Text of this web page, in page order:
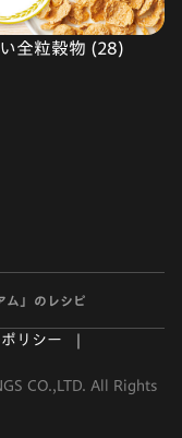
全粒穀物 (28)
ム」のレシピ
リシー
CO.,LTD. All Rights